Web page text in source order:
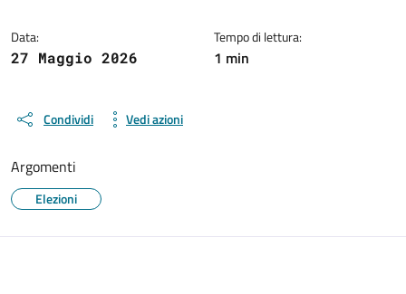
Data:
27 Maggio 2026
Tempo di lettura:
1 min
Condividi Vedi azioni
Argomenti
Elezioni